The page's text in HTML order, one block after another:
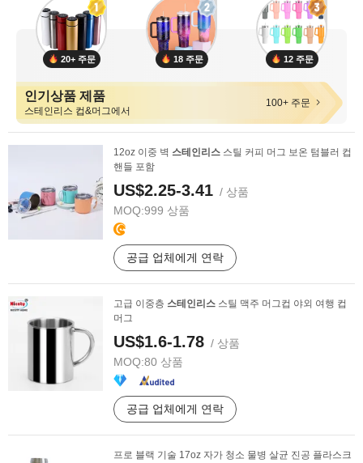
20+ 주문 18 주문 12 주문
인기상품 제품
스테인리스 컵&머그에서
100+ 주문
12oz 이중 벽 스테인리스 스틸 커피 머그 보온 텀블러 컵
핸들 포함
US$2.25-3.41 / 상품
MOQ:999 상품
공급 업체에게 연락
고급 이중층 스테인리스 스틸 맥주 머그컵 야외 여행 컵
머그
US$1.6-1.78 / 상품
MOQ:80 상품
공급 업체에게 연락
프로 블랙 기술 17oz 자가 청소 물병 살균 진공 플라스크